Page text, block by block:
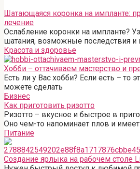
Шатающаяся коронка на импланте:
лечение
Ослабление коронки на импланте?
шатания, возможные последствия и
Красота и здоровье
Хобби – оттачиваем мастерство и
Есть ли у Вас хобби? Если есть – то
можете сделать
Бизнес
Как приготовить ризотто
Ризотто – вкусное и быстрое в
Оно чем-то напоминает плов и имеет
Питание
Создание ярлыка на рабочем столе